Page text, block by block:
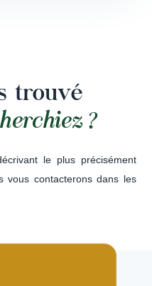
trouvé
?
le plus précisément
vous contacterons dans les